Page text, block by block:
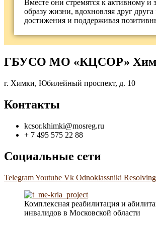
Вместе они стремятся к активному и
образу жизни, вдохновляя друг
достижения и поддерживая
ГБУСО МО «КЦСОР»
г. Химки, Юбилейный проспект, д. 10
Контакты
kcsor.khimki@mosreg.ru
+ 7 495 575 22 88
Социальные сети
TelegramYoutube Vk Odnoklassniki Resolving
Комплексная реабилитация и
инвалидов в Московской области